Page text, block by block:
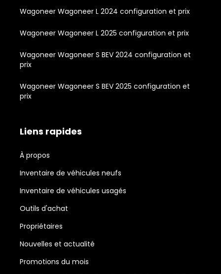
Wagoneer Wagoneer L 2024 configuration et prix
Wagoneer Wagoneer L 2025 configuration et prix
Wagoneer Wagoneer S BEV 2024 configuration et
prix
Wagoneer Wagoneer S BEV 2025 configuration et
prix
Liens rapides
À propos
Inventaire de véhicules neufs
Inventaire de véhicules usagés
Outils d'achat
Propriétaires
Nouvelles et actualité
Promotions du mois